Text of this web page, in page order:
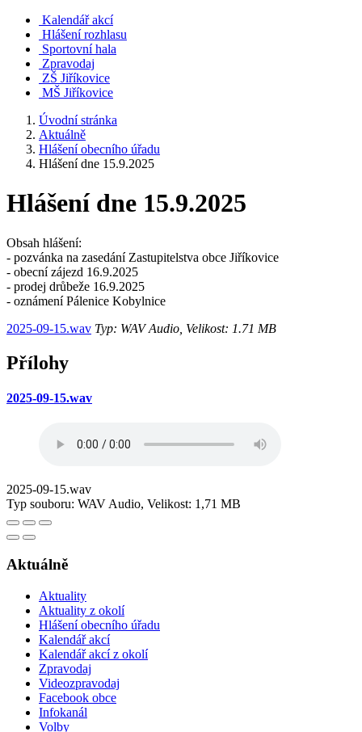
Kalendář akcí
Hlášení rozhlasu
Sportovní hala
Zpravodaj
ZŠ Jiříkovice
MŠ Jiříkovice
Úvodní stránka
Aktuálně
Hlášení obecního úřadu
Hlášení dne 15.9.2025
Hlášení dne 15.9.2025
Obsah hlášení:
- pozvánka na zasedání Zastupitelstva obce Jiříkovice
- obecní zájezd 16.9.2025
- prodej drůbeže 16.9.2025
- oznámení Pálenice Kobylnice
2025-09-15.wav Typ: WAV Audio, Velikost: 1.71 MB
Přílohy
2025-09-15.wav
2025-09-15.wav
Typ souboru: WAV Audio, Velikost: 1,71 MB
Aktuálně
Aktuality
Aktuality z okolí
Hlášení obecního úřadu
Kalendář akcí
Kalendář akcí z okolí
Zpravodaj
Videozpravodaj
Facebook obce
Infokanál
Volby